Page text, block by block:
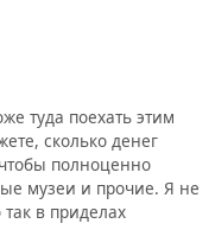
туда поехать этим
сколько денег
полноценно
музеи и прочие. Я не
в приделах